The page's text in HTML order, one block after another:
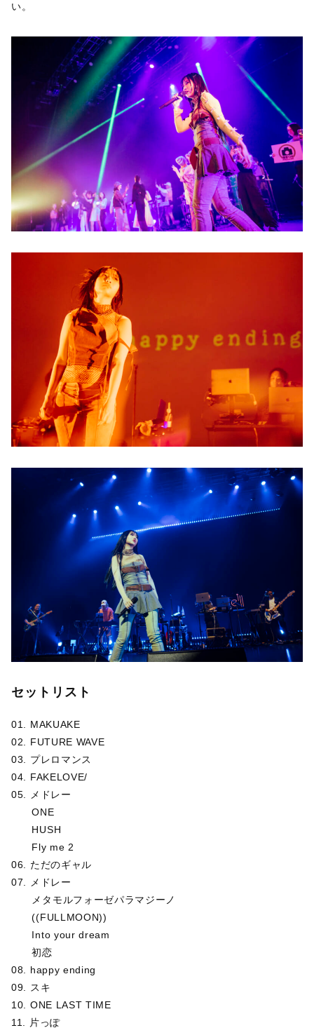
い。
セットリスト
01. MAKUAKE
02. FUTURE WAVE
03. プレロマンス
04. FAKELOVE/
05. メドレー
ONE
HUSH
Fly me 2
06. ただのギャル
07. メドレー
メタモルフォーゼパラマジーノ
((FULLMOON))
Into your dream
初恋
08. happy ending
09. スキ
10. ONE LAST TIME
11. 片っぽ